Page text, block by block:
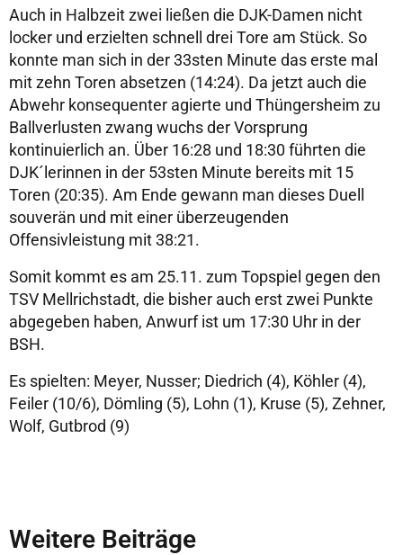
Auch in Halbzeit zwei ließen die DJK-Damen nicht
locker und erzielten schnell drei Tore am Stück. So
konnte man sich in der 33sten Minute das erste mal
mit zehn Toren absetzen (14:24). Da jetzt auch die
Abwehr konsequenter agierte und Thüngersheim zu
Ballverlusten zwang wuchs der Vorsprung
kontinuierlich an. Über 16:28 und 18:30 führten die
DJK´lerinnen in der 53sten Minute bereits mit 15
Toren (20:35). Am Ende gewann man dieses Duell
souverän und mit einer überzeugenden
Offensivleistung mit 38:21.
Somit kommt es am 25.11. zum Topspiel gegen den
TSV Mellrichstadt, die bisher auch erst zwei Punkte
abgegeben haben, Anwurf ist um 17:30 Uhr in der
BSH.
Es spielten: Meyer, Nusser; Diedrich (4), Köhler (4),
Feiler (10/6), Dömling (5), Lohn (1), Kruse (5), Zehner,
Wolf, Gutbrod (9)
Weitere Beiträge